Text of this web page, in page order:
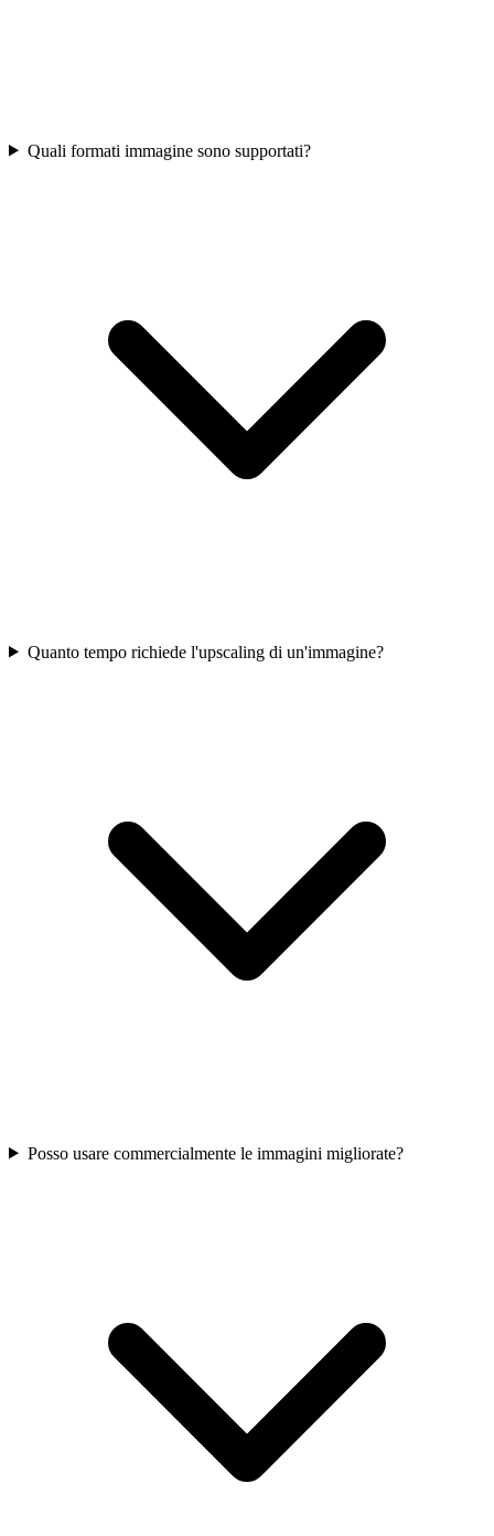
Quali formati immagine sono supportati?
Quanto tempo richiede l'upscaling di un'immagine?
Posso usare commercialmente le immagini migliorate?